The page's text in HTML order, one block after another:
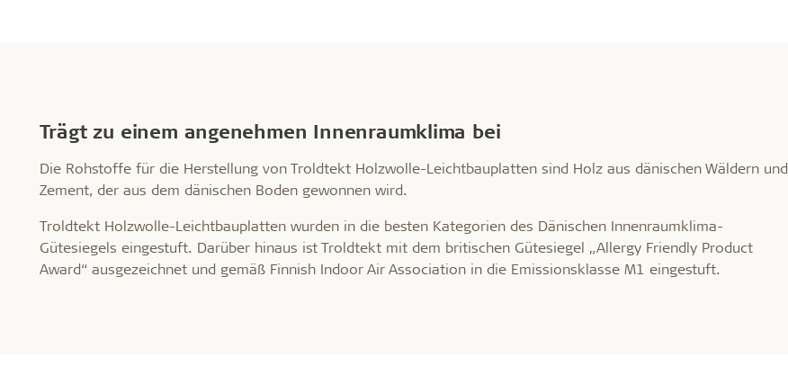
Trägt zu einem angenehmen Innenraumklima bei
Die Rohstoffe für die Herstellung von Troldtekt Holzwolle-Leichtbauplatten sind Holz aus dänischen Wäldern und
Zement, der aus dem dänischen Boden gewonnen wird.
Troldtekt Holzwolle-Leichtbauplatten wurden in die besten Kategorien des Dänischen Innenraumklima-
Gütesiegels eingestuft. Darüber hinaus ist Troldtekt mit dem britischen Gütesiegel „Allergy Friendly Product
Award“ ausgezeichnet und gemäß Finnish Indoor Air Association in die Emissionsklasse M1 eingestuft.